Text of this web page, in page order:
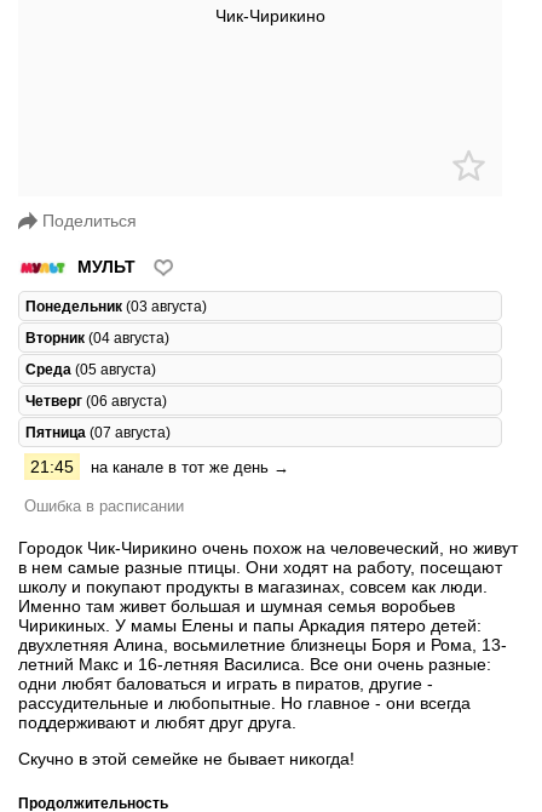
Поделиться
МУЛЬТ
Понедельник (03 августа)
Вторник (04 августа)
Среда (05 августа)
Четверг (06 августа)
Пятница (07 августа)
21:45 на канале в тот же день →
Ошибка в расписании
Городок Чик-Чирикино очень похож на человеческий, но живут
в нем самые разные птицы. Они ходят на работу, посещают
школу и покупают продукты в магазинах, совсем как люди.
Именно там живет большая и шумная семья воробьев
Чирикиных. У мамы Елены и папы Аркадия пятеро детей:
двухлетняя Алина, восьмилетние близнецы Боря и Рома, 13-
летний Макс и 16-летняя Василиса. Все они очень разные:
одни любят баловаться и играть в пиратов, другие -
рассудительные и любопытные. Но главное - они всегда
поддерживают и любят друг друга.
Скучно в этой семейке не бывает никогда!
Продолжительность